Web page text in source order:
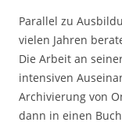
Parallel zu
vielen Jahren
Die Arbeit an
intensiven
Archivierung von
dann in einen